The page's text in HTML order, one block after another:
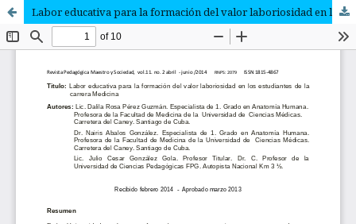
Labor educativa para la formación del valor laboriosidad en los estudiantes de la carrera Medicina